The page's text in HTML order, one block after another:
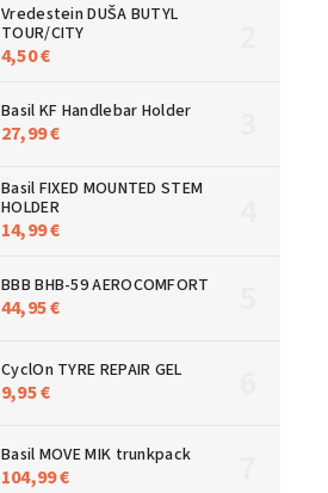
Vredestein DUŠA BUTYL
TOUR/CITY
4,50 €
Basil KF Handlebar Holder
27,99 €
Basil FIXED MOUNTED STEM
HOLDER
14,99 €
BBB BHB-59 AEROCOMFORT
44,95 €
CyclOn TYRE REPAIR GEL
9,95 €
Basil MOVE MIK trunkpack
104,99 €